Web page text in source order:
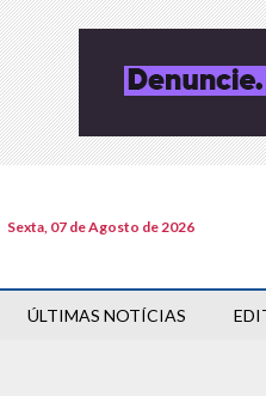
Sexta, 07 de Agosto de 2026
ÚLTIMAS NOTÍCIAS